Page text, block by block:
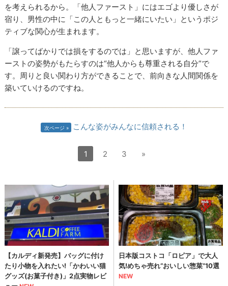
を考えられるから。「他人ファースト」にはエゴより優しさが
宿り、男性の中に「この人ともっと一緒にいたい」というポジ
ティブな関心が生まれます。
「譲ってばかりでは損をするのでは」と思いますが、他人ファ
ーストの姿勢がもたらすのは“他人からも尊重される自分”で
す。周りと良い関わり方ができることで、前向きな人間関係を
築いていけるのですね。
次ページ こんな姿がみんなに信頼される！
1 2 3 »